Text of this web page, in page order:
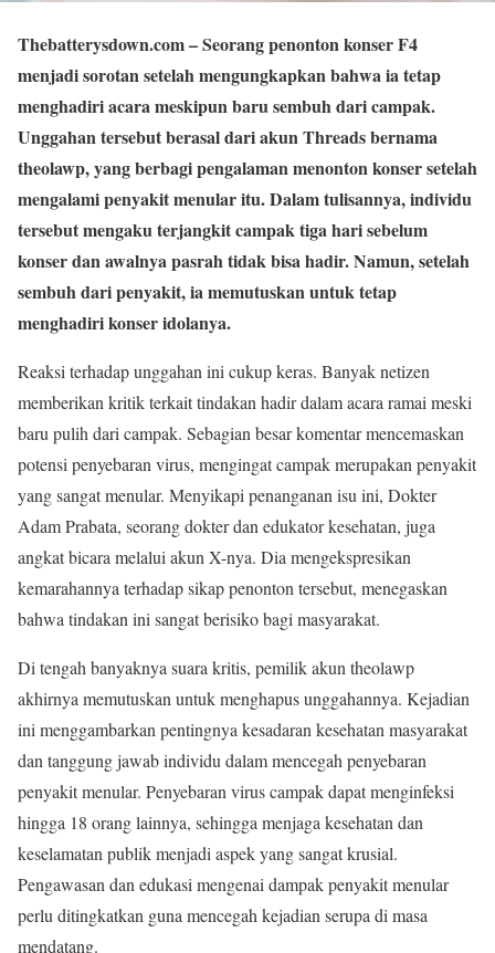
Thebatterysdown.com– Seorang penonton konser F4
menjadi sorotan setelah mengungkapkan bahwa ia tetap
menghadiri acara meskipun baru sembuh dari campak.
Unggahan tersebut berasal dari akun Threads bernama
theolawp, yang berbagi pengalaman menonton konser setelah
mengalami penyakit menular itu. Dalam tulisannya, individu
tersebut mengaku terjangkit campak tiga hari sebelum
konser dan awalnya pasrah tidak bisa hadir. Namun, setelah
sembuh dari penyakit, ia memutuskan untuk tetap
menghadiri konser idolanya.
Reaksi terhadap unggahan ini cukup keras. Banyak netizen
memberikan kritik terkait tindakan hadir dalam acara ramai meski
baru pulih dari campak. Sebagian besar komentar mencemaskan
potensi penyebaran virus, mengingat campak merupakan penyakit
yang sangat menular. Menyikapi penanganan isu ini, Dokter
Adam Prabata, seorang dokter dan edukator kesehatan, juga
angkat bicara melalui akun X-nya. Dia mengekspresikan
kemarahannya terhadap sikap penonton tersebut, menegaskan
bahwa tindakan ini sangat berisiko bagi masyarakat.
Di tengah banyaknya suara kritis, pemilik akun theolawp
akhirnya memutuskan untuk menghapus unggahannya. Kejadian
ini menggambarkan pentingnya kesadaran kesehatan masyarakat
dan tanggung jawab individu dalam mencegah penyebaran
penyakit menular. Penyebaran virus campak dapat menginfeksi
hingga 18 orang lainnya, sehingga menjaga kesehatan dan
keselamatan publik menjadi aspek yang sangat krusial.
Pengawasan dan edukasi mengenai dampak penyakit menular
perlu ditingkatkan guna mencegah kejadian serupa di masa
mendatang.